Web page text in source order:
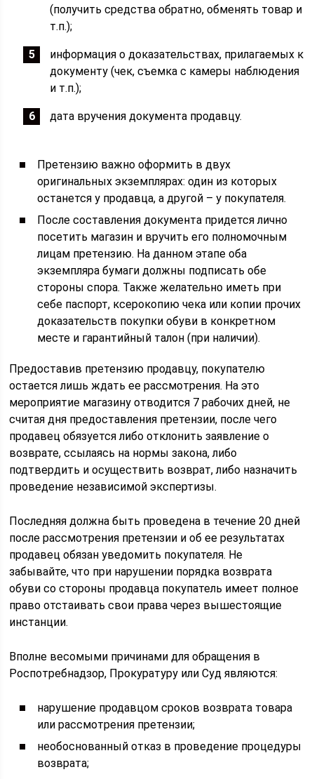
(получить средства обратно, обменять товар и
т.п.);
информация о доказательствах, прилагаемых к
документу (чек, съемка с камеры наблюдения
и т.п.);
дата вручения документа продавцу.
Претензию важно оформить в двух
оригинальных экземплярах: один из которых
останется у продавца, а другой – у покупателя.
После составления документа придется лично
посетить магазин и вручить его полномочным
лицам претензию. На данном этапе оба
экземпляра бумаги должны подписать обе
стороны спора. Также желательно иметь при
себе паспорт, ксерокопию чека или копии прочих
доказательств покупки обуви в конкретном
месте и гарантийный талон (при наличии).
Предоставив претензию продавцу, покупателю
остается лишь ждать ее рассмотрения. На это
мероприятие магазину отводится 7 рабочих дней, не
считая дня предоставления претензии, после чего
продавец обязуется либо отклонить заявление о
возврате, ссылаясь на нормы закона, либо
подтвердить и осуществить возврат, либо назначить
проведение независимой экспертизы.
Последняя должна быть проведена в течение 20 дней
после рассмотрения претензии и об ее результатах
продавец обязан уведомить покупателя. Не
забывайте, что при нарушении порядка возврата
обуви со стороны продавца покупатель имеет полное
право отстаивать свои права через вышестоящие
инстанции.
Вполне весомыми причинами для обращения в
Роспотребнадзор, Прокуратуру или Суд являются:
нарушение продавцом сроков возврата товара
или рассмотрения претензии;
необоснованный отказ в проведение процедуры
возврата;